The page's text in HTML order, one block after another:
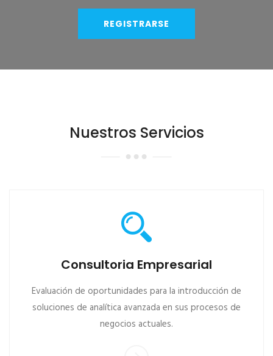
REGISTRARSE
Nuestros Servicios
Consultoria Empresarial
Evaluación de oportunidades para la introducción de
soluciones de analítica avanzada en sus procesos de
negocios actuales.